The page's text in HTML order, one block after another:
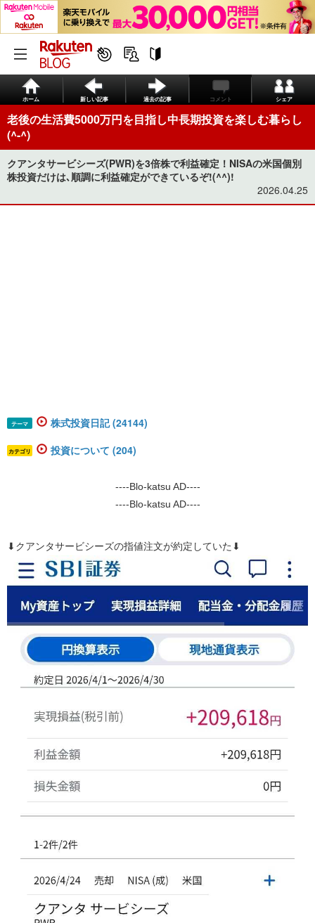
ホーム 新しい記事 過去の記事 コメント シェア
老後の生活費5000万円を目指し中長期投資を楽しむ暮らし
(^-^)
クアンタサービシーズ(PWR)を3倍株で利益確定！NISAの米国個別
株投資だけは､順調に利益確定ができているぞ!(^^)!
2026.04.25
テーマ 株式投資日記 (24144)
カテゴリ 投資について (204)
----Blo-katsu AD----
----Blo-katsu AD----
⬇クアンタサービシーズの指値注文が約定していた⬇